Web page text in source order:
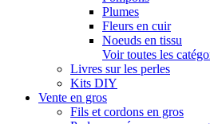
Plumes
Fleurs en cuir
Noeuds en tissu
Voir toutes les
Livres sur les perles
Kits DIY
Vente en gros
Fils et cordons en gros